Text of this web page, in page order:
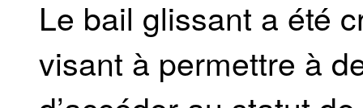
Le bail glissant a été
visant à permettre à